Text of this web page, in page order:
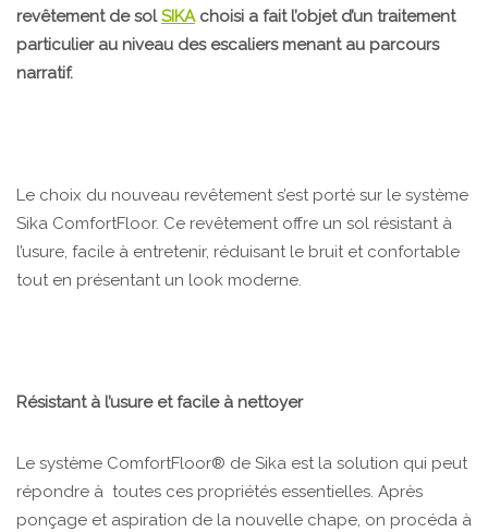
revêtement de solSIKAchoisi a fait l’objet d’un traitement
particulier au niveau des escaliers menant au parcours
narratif.
Le choix du nouveau revêtement s’est porté sur le système
Sika ComfortFloor. Ce revêtement offre un sol résistant à
l’usure, facile à entretenir, réduisant le bruit et confortable
tout en présentant un look moderne.
Résistant à l’usure et facile à nettoyer
Le système ComfortFloor® de Sika est la solution qui peut
répondre à toutes ces propriétés essentielles. Après
ponçage et aspiration de la nouvelle chape, on procéda à